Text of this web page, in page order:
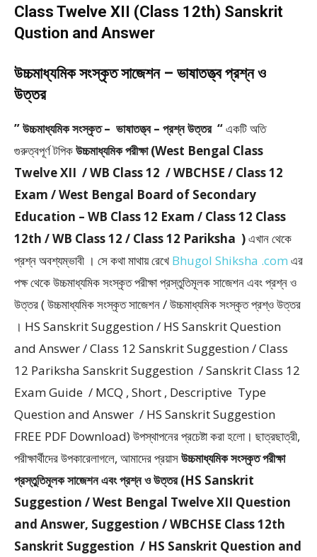
Class Twelve XII (Class 12th) Sanskrit
Qustion and Answer
উচ্চমাধ্যমিক সংস্কৃত সাজেশন – ভাষাতত্ত্ব প্রশ্ন ও
উত্তর
” উচ্চমাধ্যমিক সংস্কৃত – ভাষাতত্ত্ব – প্রশ্ন উত্তর “একটি অতি
গুরুত্বপূর্ণ টপিকউচ্চমাধ্যমিক পরীক্ষা (West Bengal Class
Twelve XII / WB Class 12 / WBCHSE / Class 12
Exam / West Bengal Board of Secondary
Education – WB Class 12 Exam / Class 12 Class
12th / WB Class 12 / Class 12 Pariksha )এখান থেকে
প্রশ্ন অবশ্যম্ভাবী । সে কথা মাথায় রেখে Bhugol Shiksha .com এর
পক্ষ থেকে উচ্চমাধ্যমিক সংস্কৃত পরীক্ষা প্রস্তুতিমূলক সাজেশন এবং প্রশ্ন ও
উত্তর ( উচ্চমাধ্যমিক সংস্কৃত সাজেশন / উচ্চমাধ্যমিক সংস্কৃত প্রশ্ও উত্তর
। HS Sanskrit Suggestion / HS Sanskrit Question
and Answer / Class 12 Sanskrit Suggestion / Class
12 Pariksha Sanskrit Suggestion / Sanskrit Class 12
Exam Guide / MCQ , Short , Descriptive Type
Question and Answer / HS Sanskrit Suggestion
FREE PDF Download) উপস্থাপনের প্রচেষ্টা করা হলাে। ছাত্রছাত্রী,
পরীক্ষার্থীদের উপকারেলাগলে, আমাদের প্রয়াসউচ্চমাধ্যমিক সংস্কৃত পরীক্ষা
প্রস্তুতিমূলক সাজেশন এবং প্রশ্ন ও উত্তর (HS Sanskrit
Suggestion / West Bengal Twelve XII Question
and Answer, Suggestion / WBCHSE Class 12th
Sanskrit Suggestion / HS Sanskrit Question and